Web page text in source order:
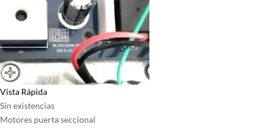
Vista Rápida
Sin existencias
Motores puerta seccional